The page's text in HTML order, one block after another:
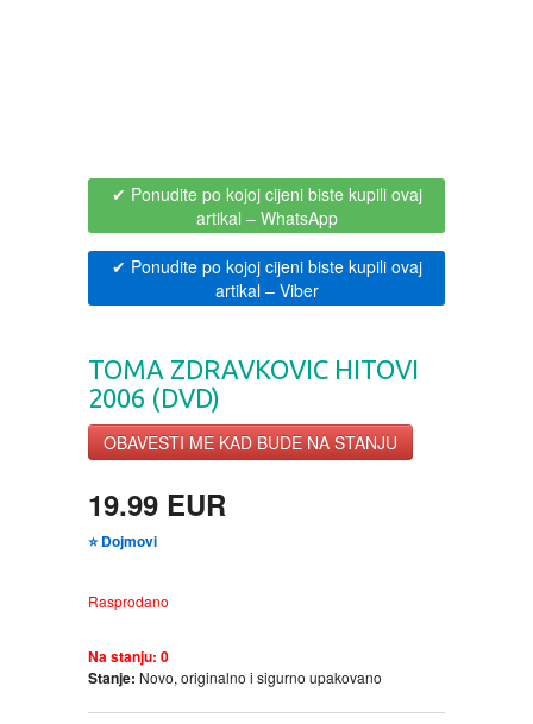
DRAMA
DRUSTVENA IGRA
DUH I TELO
EDUKATIVNI
EROTSKI
ESEJISTIKA
FANTASTIKA
HOROR
INTERNET I RAČUNARI
100% PRIRODNO
✔ Ponudite po kojoj cijeni biste kupili ovaj
artikal – WhatsApp
✔ Ponudite po kojoj cijeni biste kupili ovaj
artikal– Viber
TOMA ZDRAVKOVIC HITOVI
2006 (DVD)
OBAVESTI ME KAD BUDE NA STANJU
19.99 EUR
⭐ Dojmovi
Rasprodano
Na stanju: 0
Stanje: Novo, originalno i sigurno upakovano